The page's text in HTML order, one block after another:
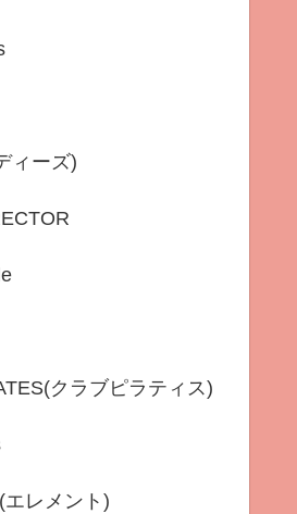
ィーズ)
クラブピラティス)
レメント)